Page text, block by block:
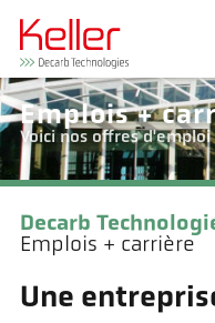
Emplois +
Voici nos offres
Decarb
Emplois + carrière
Une